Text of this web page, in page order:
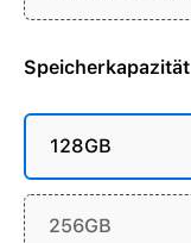
Speicherkapazität
128GB
256GB